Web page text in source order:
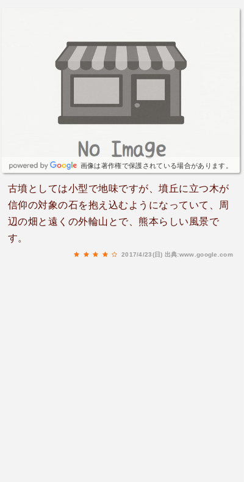
画像は著作権で保護されている場合があります。
古墳としては小型で地味ですが、墳丘に立つ木が
信仰の対象の石を抱え込むようになっていて、周
辺の畑と遠くの外輪山とで、熊本らしい風景で
す。
2017/4/23(日) 出典:www.google.com